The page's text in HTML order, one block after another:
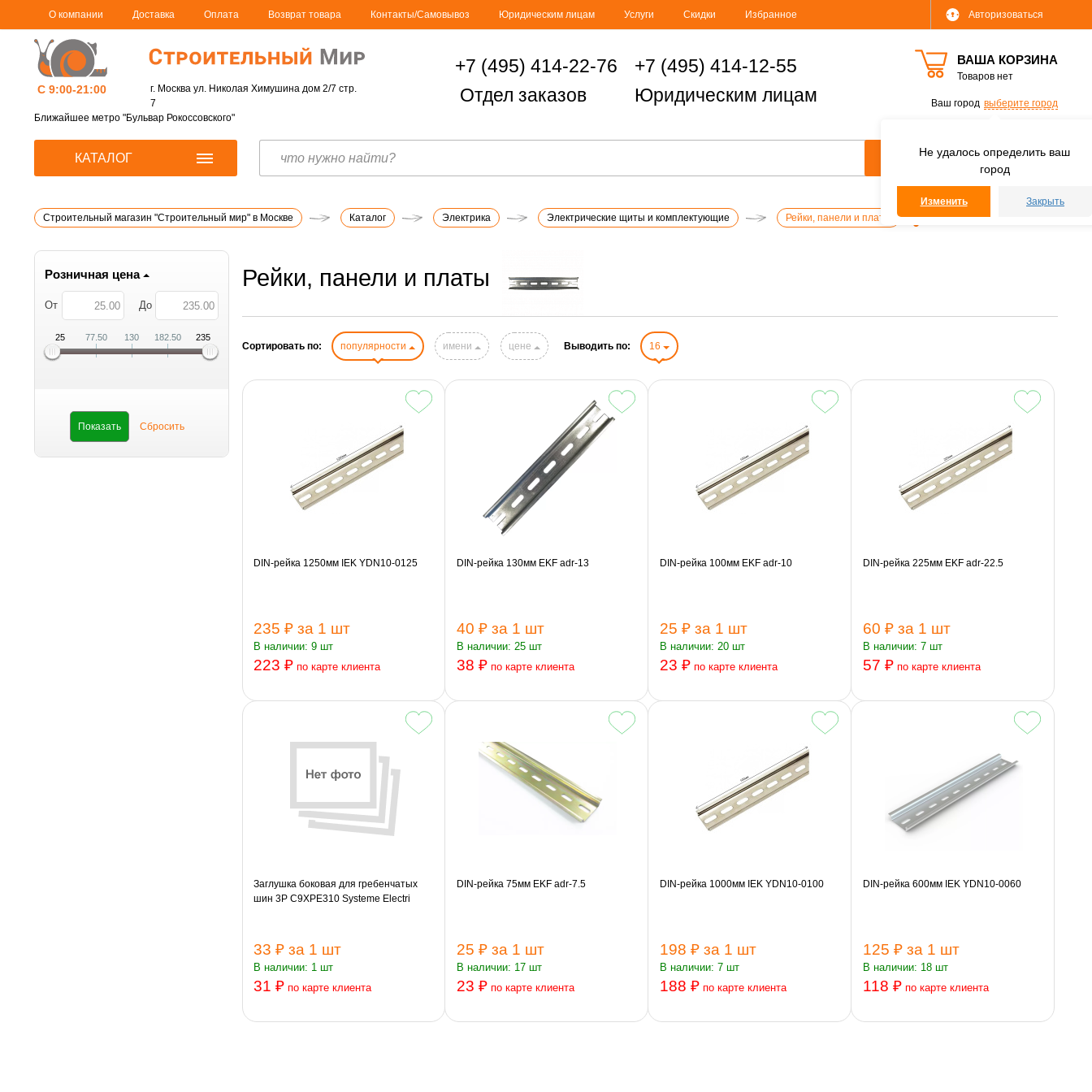
Не удалось определить ваш
город
Изменить Закрыть
Авторизоваться
О компании Доставка Оплата Возврат товара Контакты/Самовывоз Юридическим лицам Услуги Скидки Избранное
ВАША КОРЗИНА
Товаров нет
Ваш город выберите город
С 9:00-21:00
г. Москва ул. Николая Химушина дом 2/7 стр.
7
Ближайшее метро "Бульвар Рокоссовского"
+7 (495) 414-22-76
Отдел заказов
+7 (495) 414-12-55
Юридическим лицам
КАТАЛОГ
Строительный магазин "Строительный мир" в Москве Каталог Электрика Электрические щиты и комплектующие Рейки, панели и платы
Розничная цена
От До
25 77.50 130 182.50 235
Рейки, панели и платы
Сортировать по: популярности имени цене Выводить по: 16
DIN-рейка 1250мм IEK YDN10-0125
235 ₽за 1 шт
В наличии: 9 шт
223 ₽ по карте клиента
DIN-рейка 130мм EKF adr-13
40 ₽ за 1 шт
В наличии: 25 шт
38 ₽ по карте клиента
DIN-рейка 100мм EKF adr-10
25 ₽ за 1 шт
В наличии: 20 шт
23 ₽ по карте клиента
DIN-рейка 225мм EKF adr-22.5
60 ₽ за 1 шт
В наличии: 7 шт
57 ₽ по карте клиента
Заглушка боковая для гребенчатых
шин 3P C9XPE310 Systeme Electri
33 ₽за 1 шт
В наличии: 1 шт
31 ₽ по карте клиента
DIN-рейка 75мм EKF adr-7.5
25 ₽ за 1 шт
В наличии: 17 шт
23 ₽ по карте клиента
DIN-рейка 1000мм IEK YDN10-0100
198 ₽ за 1 шт
В наличии: 7 шт
188 ₽ по карте клиента
DIN-рейка 600мм IEK YDN10-0060
125 ₽ за 1 шт
В наличии: 18 шт
118 ₽ по карте клиента